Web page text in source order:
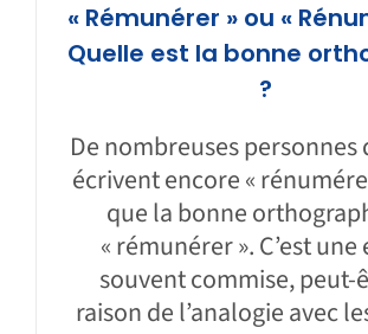
« Rémunérer » ou «
Quelle est la bonne
?
De nombreuses personnes
écrivent encore «
que la bonne
« rémunérer ». C’est
souvent commise, peut-
raison de l’analogie avec